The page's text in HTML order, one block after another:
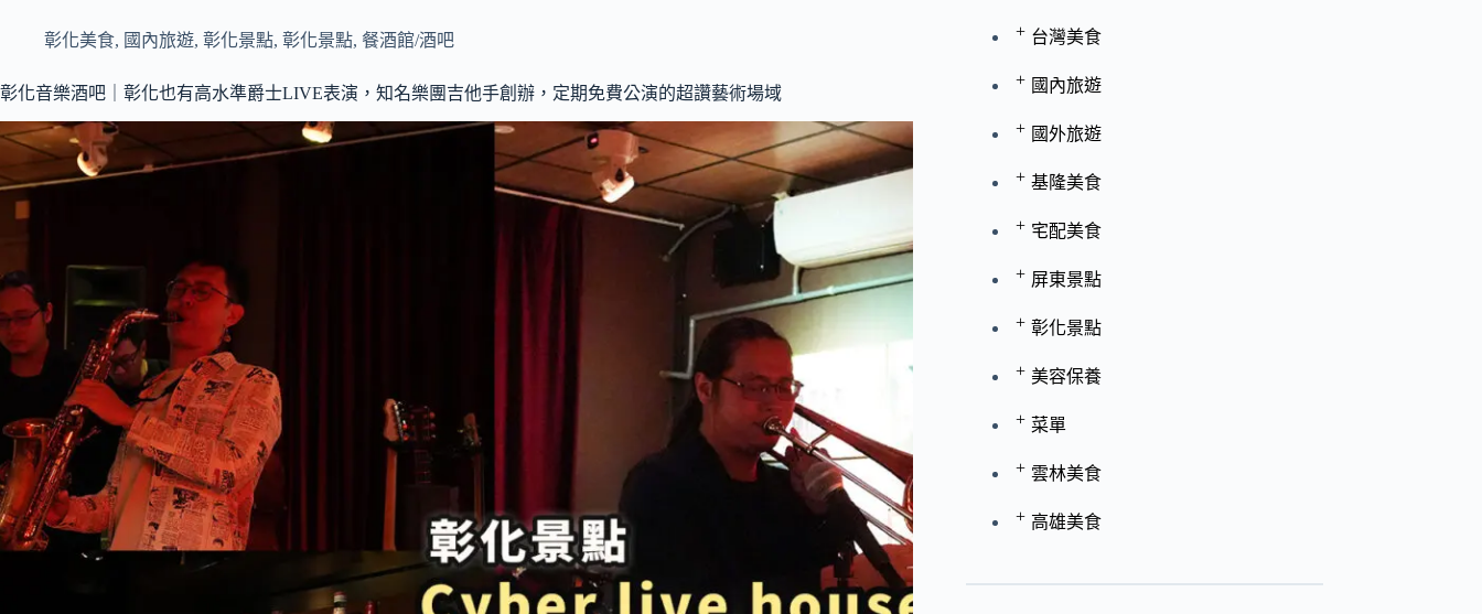
回
店
二
與
樂
團
吉
手
彰化美食, 國內旅遊, 彰化景點, 彰化景點, 餐酒館/酒吧
彰化音樂酒吧｜彰化也有高水準爵士LIVE表演，知名樂團吉他手創辦，定期免費公演的超讚藝術場域
+ 台灣美食
+ 國內旅遊
+ 國外旅遊
+ 基隆美食
+ 宅配美食
+ 屏東景點
+ 彰化景點
+ 美容保養
+ 菜單
+ 雲林美食
+ 高雄美食